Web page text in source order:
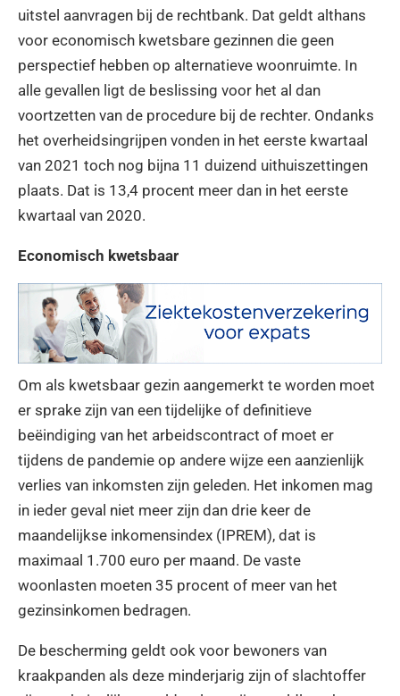
uitstel aanvragen bij de rechtbank. Dat geldt althans
voor economisch kwetsbare gezinnen die geen
perspectief hebben op alternatieve woonruimte. In
alle gevallen ligt de beslissing voor het al dan
voortzetten van de procedure bij de rechter. Ondanks
het overheidsingrijpen vonden in het eerste kwartaal
van 2021 toch nog bijna 11 duizend uithuiszettingen
plaats. Dat is 13,4 procent meer dan in het eerste
kwartaal van 2020.
Economisch kwetsbaar
Om als kwetsbaar gezin aangemerkt te worden moet
er sprake zijn van een tijdelijke of definitieve
beëindiging van het arbeidscontract of moet er
tijdens de pandemie op andere wijze een aanzienlijk
verlies van inkomsten zijn geleden. Het inkomen mag
in ieder geval niet meer zijn dan drie keer de
maandelijkse inkomensindex (IPREM), dat is
maximaal 1.700 euro per maand. De vaste
woonlasten moeten 35 procent of meer van het
gezinsinkomen bedragen.
De bescherming geldt ook voor bewoners van
kraakpanden als deze minderjarig zijn of slachtoffer